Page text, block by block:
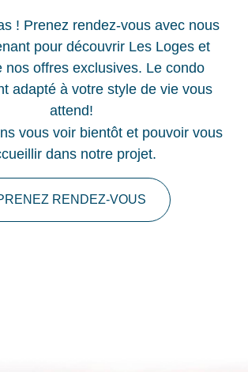
! Prenez rendez-vous avec nous
pour découvrir Les Loges et
nos offres exclusives. Le condo
adapté à votre style de vie vous
attend!
vous voir bientôt et pouvoir vous
dans notre projet.
RENDEZ-VOUS